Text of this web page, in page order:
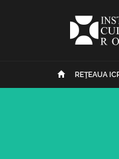
REŢEAUA